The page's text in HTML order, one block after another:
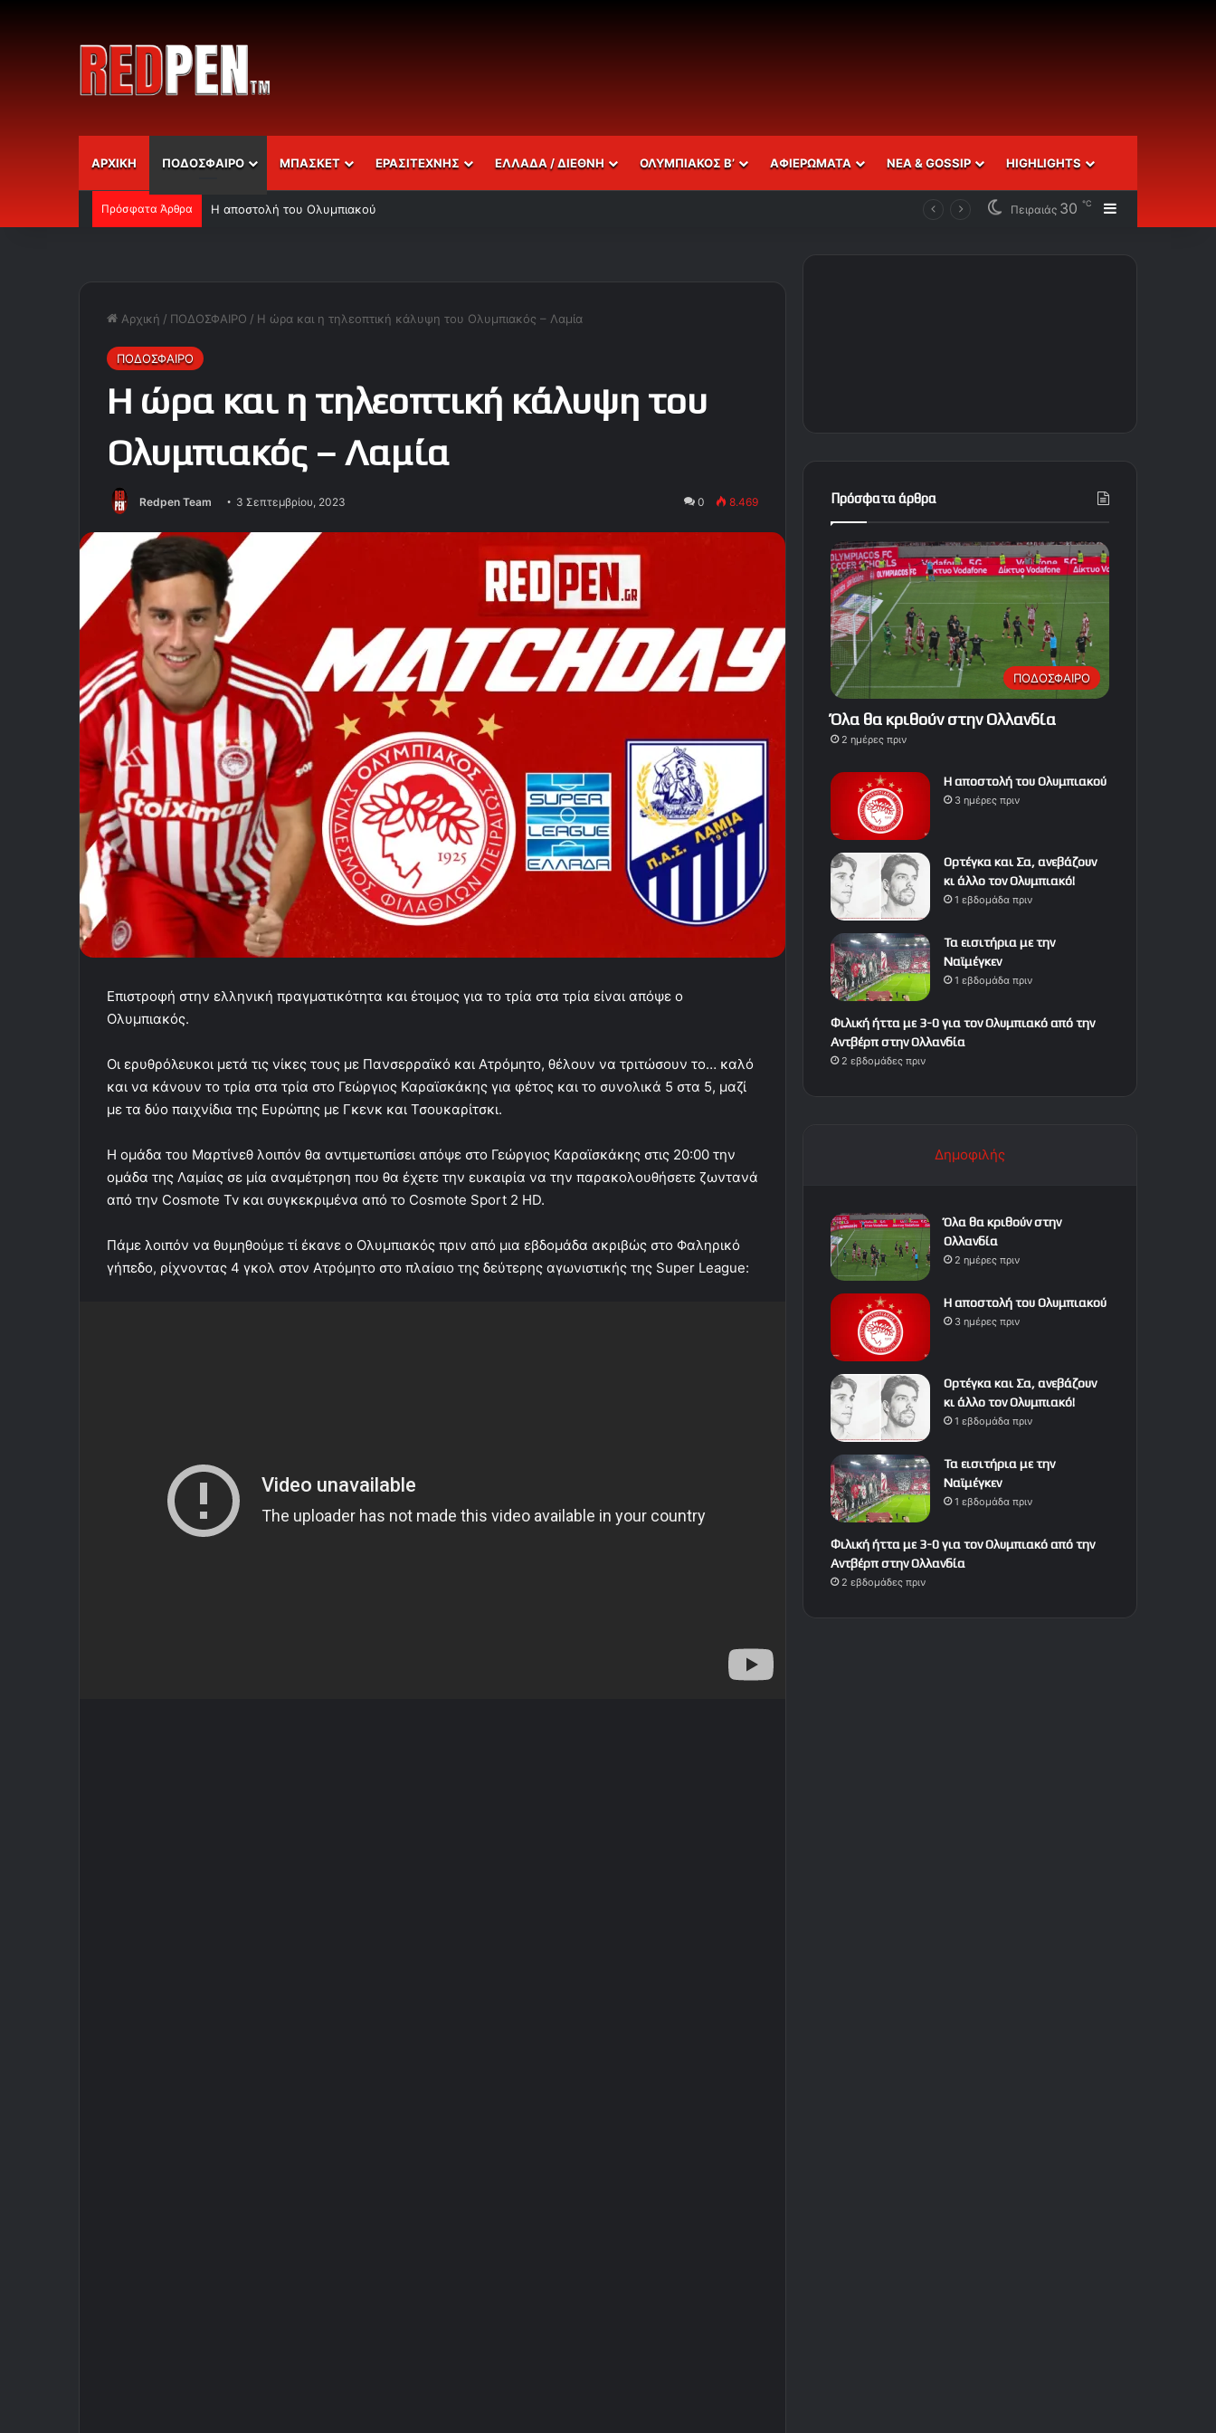
ΑΡΧΙΚΗ ΠΟΔΟΣΦΑΙΡΟ ΜΠΑΣΚΕΤ ΕΡΑΣΙΤΕΧΝΗΣ ΕΛΛΑΔΑ / ΔΙΕΘΝΗ ΟΛΥΜΠΙΑΚΟΣ Β’ ΑΦΙΕΡΩΜΑΤΑ ΝΕΑ & GOSSIP HIGHLIGHTS
Πρόσφατα Άρθρα Η αποστολή του Ολυμπιακού Πειραιάς 30 ℃ Sidebar
Αρχική / ΠΟΔΟΣΦΑΙΡΟ / Η ώρα και η τηλεοπτική κάλυψη του Ολυμπιακός – Λαμία
ΠΟΔΟΣΦΑΙΡΟ
Η ώρα και η τηλεοπτική κάλυψη του
Ολυμπιακός – Λαμία
Redpen Team 3 Σεπτεμβρίου, 2023 0 8.469
Επιστροφή στην ελληνική πραγματικότητα και έτοιμος για το τρία στα τρία είναι απόψε ο
Ολυμπιακός.
Οι ερυθρόλευκοι μετά τις νίκες τους με Πανσερραϊκό και Ατρόμητο, θέλουν να τριτώσουν το… καλό
και να κάνουν το τρία στα τρία στο Γεώργιος Καραϊσκάκης για φέτος και το συνολικά 5 στα 5, μαζί
με τα δύο παιχνίδια της Ευρώπης με Γκενκ και Τσουκαρίτσκι.
Η ομάδα του Μαρτίνεθ λοιπόν θα αντιμετωπίσει απόψε στο Γεώργιος Καραϊσκάκης στις 20:00 την
ομάδα της Λαμίας σε μία αναμέτρηση που θα έχετε την ευκαιρία να την παρακολουθήσετε ζωντανά
από την Cosmote Tv και συγκεκριμένα από το Cosmote Sport 2 HD.
Πάμε λοιπόν να θυμηθούμε τί έκανε ο Ολυμπιακός πριν από μια εβδομάδα ακριβώς στο Φαληρικό
γήπεδο, ρίχνοντας 4 γκολ στον Ατρόμητο στο πλαίσιο της δεύτερης αγωνιστικής της Super League:
Πρόσφατα άρθρα
ΠΟΔΟΣΦΑΙΡΟ
Όλα θα κριθούν στην Ολλανδία
2 ημέρες πριν
Η αποστολή του Ολυμπιακού
3 ημέρες πριν
Ορτέγκα και Σα, ανεβάζουν
κι άλλο τον Ολυμπιακό!
1 εβδομάδα πριν
Τα εισιτήρια με την
Ναϊμέγκεν
1 εβδομάδα πριν
Φιλική ήττα με 3-0 για τον Ολυμπιακό από την
Αντβέρπ στην Ολλανδία
2 εβδομάδες πριν
Δημοφιλής
Όλα θα κριθούν στην
Ολλανδία
2 ημέρες πριν
Η αποστολή του Ολυμπιακού
3 ημέρες πριν
Ορτέγκα και Σα, ανεβάζουν
κι άλλο τον Ολυμπιακό!
1 εβδομάδα πριν
Τα εισιτήρια με την
Ναϊμέγκεν
1 εβδομάδα πριν
Φιλική ήττα με 3-0 για τον Ολυμπιακό από την
Αντβέρπ στην Ολλανδία
2 εβδομάδες πριν